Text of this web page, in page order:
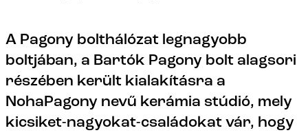
A Pagony bolthálózat legnagyobb
boltjában, a Bartók Pagony bolt alagsori
részében került kialakításra a
NohaPagony nevű kerámia stúdió, mely
kicsiket-nagyokat-családokat vár, hogy